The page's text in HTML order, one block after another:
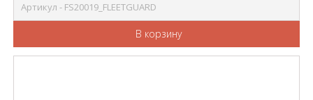
Артикул - FS20019_FLEETGUARD
В корзину